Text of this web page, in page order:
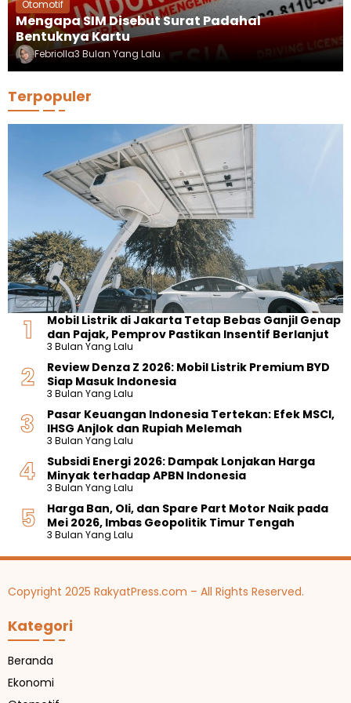
Otomotif
Mengapa SIM Disebut Surat Padahal
Bentuknya Kartu
Febriolla3 Bulan Yang Lalu
Terpopuler
Mobil Listrik di Jakarta Tetap Bebas Ganjil Genap
dan Pajak, Pemprov Pastikan Insentif Berlanjut
3 Bulan Yang Lalu
Review Denza Z 2026: Mobil Listrik Premium BYD
Siap Masuk Indonesia
3 Bulan Yang Lalu
Pasar Keuangan Indonesia Tertekan: Efek MSCI,
IHSG Anjlok dan Rupiah Melemah
3 Bulan Yang Lalu
Subsidi Energi 2026: Dampak Lonjakan Harga
Minyak terhadap APBN Indonesia
3 Bulan Yang Lalu
Harga Ban, Oli, dan Spare Part Motor Naik pada
Mei 2026, Imbas Geopolitik Timur Tengah
3 Bulan Yang Lalu
Copyright 2025 RakyatPress.com – All Rights Reserved.
Kategori
Beranda
Ekonomi